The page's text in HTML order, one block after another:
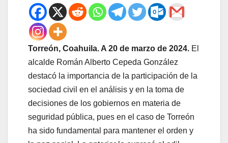
Torreón, Coahuila. A 20 de marzo de 2024. El
alcalde Román Alberto Cepeda González
destacó la importancia de la participación de la
sociedad civil en el análisis y en la toma de
decisiones de los gobiernos en materia de
seguridad pública, pues en el caso de Torreón
ha sido fundamental para mantener el orden y